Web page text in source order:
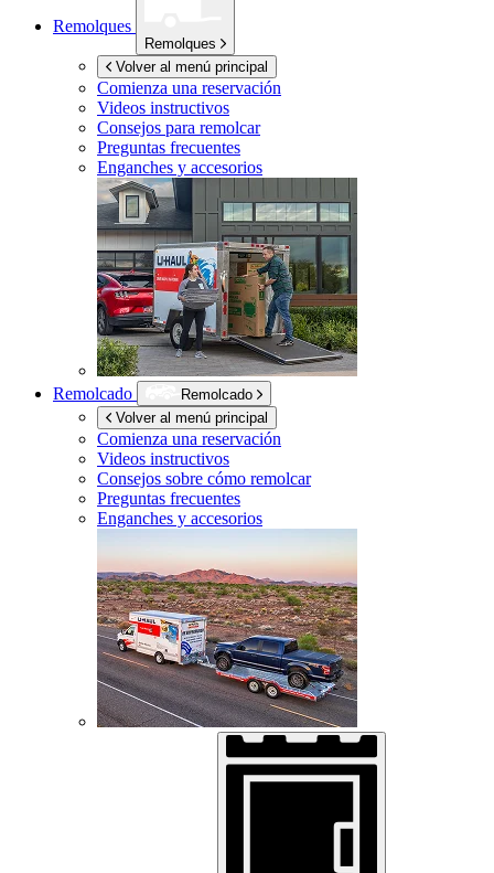
Remolques
Remolques
Volver al menú principal
Comienza una reservación
Videos instructivos
Consejos para remolcar
Preguntas frecuentes
Enganches y accesorios
Remolcado
Remolcado
Volver al menú principal
Comienza una reservación
Videos instructivos
Consejos sobre cómo remolcar
Preguntas frecuentes
Enganches y accesorios